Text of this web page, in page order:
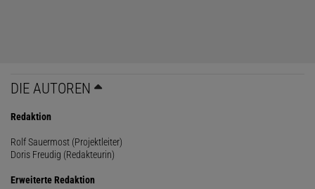
DIE AUTOREN
Redaktion
Rolf Sauermost (Projektleiter)
Doris Freudig (Redakteurin)
Erweiterte Redaktion